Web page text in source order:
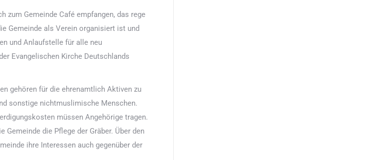
zum Gemeinde Café empfangen, das rege
Gemeinde als Verein organisiert ist und
und Anlaufstelle für alle neu
Evangelischen Kirche Deutschlands
gehören für die ehrenamtlich Aktiven zu
sonstige nichtmuslimische Menschen.
müssen Angehörige tragen.
die Pflege der Gräber. Über den
ihre Interessen auch gegenüber der